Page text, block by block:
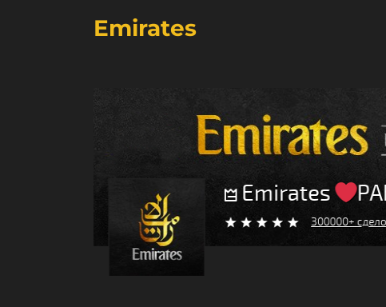
Emirates